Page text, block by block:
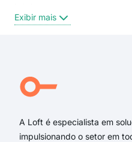
Rua General Neto
Praça Tamandaré
Rua Doutor Eduardo Ernesto Araújo
Exibir mais
A Loft é especialista em
impulsionando o setor em